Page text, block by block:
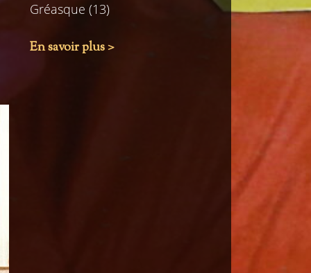
Gréasque (13)
En savoir plus >